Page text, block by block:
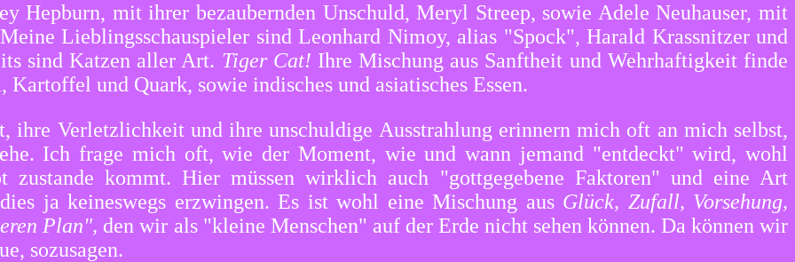
Hepburn, mit ihrer bezaubernden Unschuld, Meryl Streep, sowie Adele Neuhauser, mit
Lieblingsschauspieler sind Leonhard Nimoy, alias "Spock", Harald Krassnitzer und
sind Katzen aller Art. Tiger Cat! Ihre Mischung aus Sanftheit und Wehrhaftigkeit finde
und Quark, sowie indisches und asiatisches Essen.
ihre Verletzlichkeit und ihre unschuldige Ausstrahlung erinnern mich oft an mich selbst,
Ich frage mich oft, wie der Moment, wie und wann jemand "entdeckt" wird, wohl
zustande kommt. Hier müssen wirklich auch "gottgegebene Faktoren" und eine Art
ja keineswegs erzwingen. Es ist wohl eine Mischung aus Glück, Zufall, Vorsehung,
Plan", den wir als "kleine Menschen" auf der Erde nicht sehen können. Da können wir
sozusagen.